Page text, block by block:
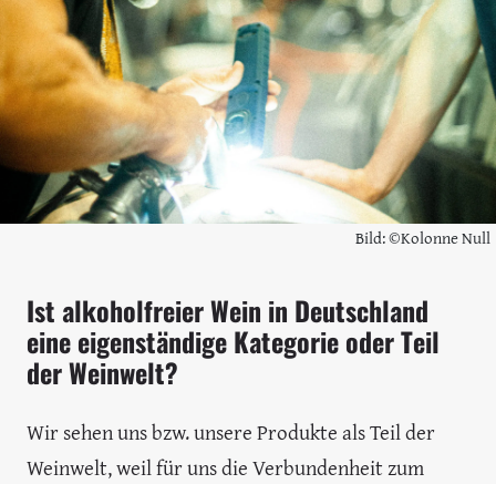
Bild: ©Kolonne Null
Ist alkoholfreier Wein in Deutschland
eine eigenständige Kategorie oder Teil
der Weinwelt?
Wir sehen uns bzw. unsere Produkte als Teil der
Weinwelt, weil für uns die Verbundenheit zum